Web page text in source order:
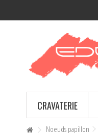
CRAVATERIE
Noeuds papillon